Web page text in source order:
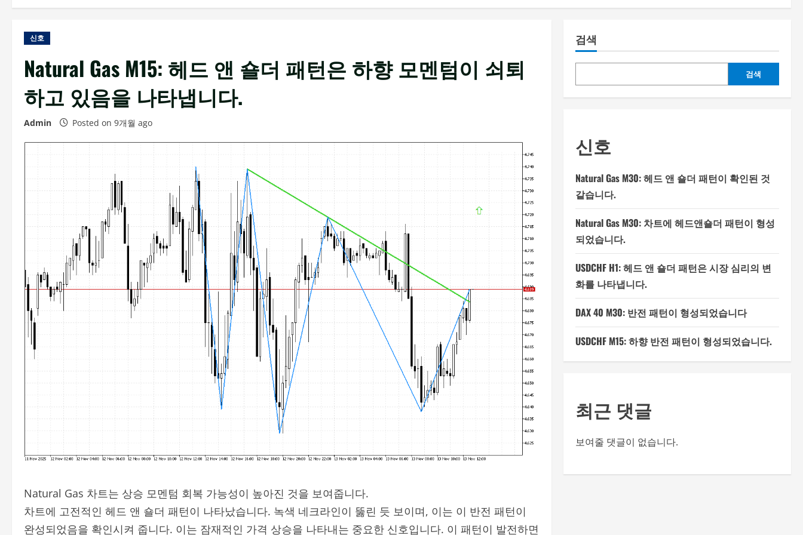
신호
Natural Gas M15: 헤드 앤 숄더 패턴은 하향 모멘텀이 쇠퇴
하고 있음을 나타냅니다.
Admin Posted on 9개월 ago
Natural Gas 차트는 상승 모멘텀 회복 가능성이 높아진 것을 보여줍니다.
차트에 고전적인 헤드 앤 숄더 패턴이 나타났습니다. 녹색 네크라인이 뚫린 듯 보이며, 이는 이 반전 패턴이
완성되었음을 확인시켜 줍니다. 이는 잠재적인 가격 상승을 나타내는 중요한 신호입니다. 이 패턴이 발전하면
검색
검색
신호
Natural Gas M30: 헤드 앤 숄더 패턴이 확인된 것
같습니다.
Natural Gas M30: 차트에 헤드앤숄더 패턴이 형성
되었습니다.
USDCHF H1: 헤드 앤 숄더 패턴은 시장 심리의 변
화를 나타냅니다.
DAX 40 M30: 반전 패턴이 형성되었습니다
USDCHF M15: 하향 반전 패턴이 형성되었습니다.
최근 댓글
보여줄 댓글이 없습니다.